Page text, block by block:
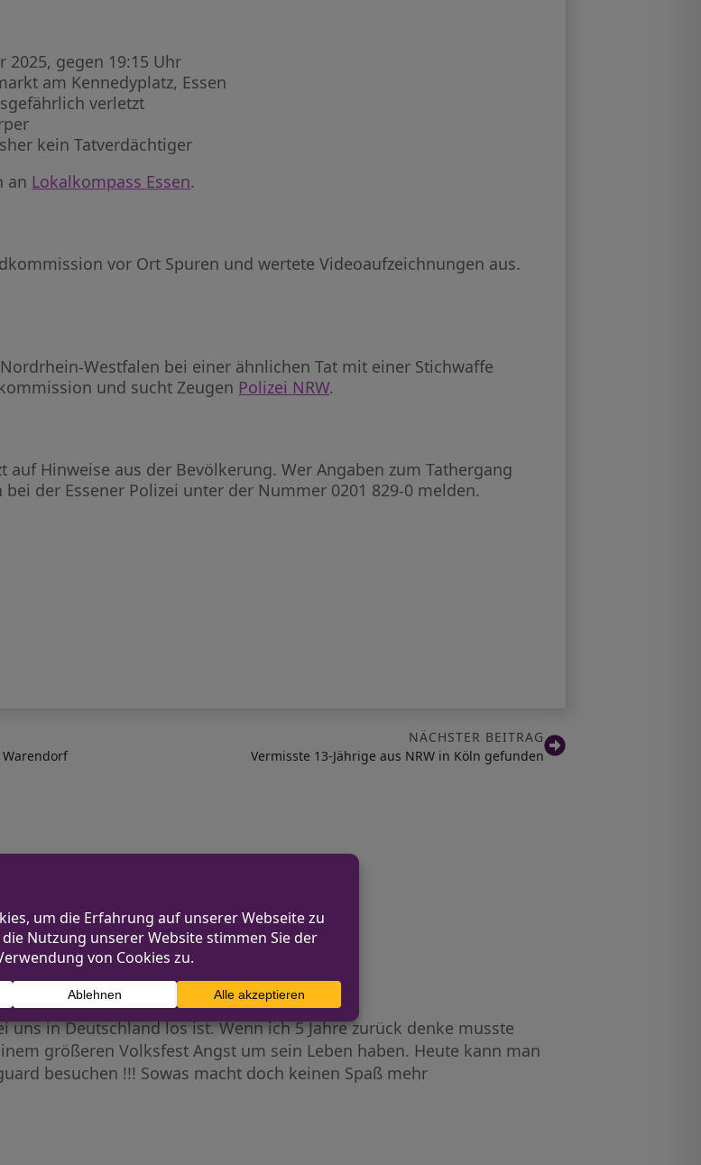
2025, gegen 19:15 Uhr
am Kennedyplatz, Essen
verletzt
kein Tatverdächtiger
an Lokalkompass Essen.
vor Ort Spuren und wertete Videoaufzeichnungen aus.
Westfalen bei einer ähnlichen Tat mit einer Stichwaffe
und sucht Zeugen Polizei NRW.
Hinweise aus der Bevölkerung. Wer Angaben zum Tathergang
der Essener Polizei unter der Nummer 0201 829-0 melden.
NÄCHSTER BEITRAG
Vermisste 13-Jährige aus NRW in Köln gefunden
aus NRW
in Deutschland los ist. Wenn ich 5 Jahre zurück denke musste
größeren Volksfest Angst um sein Leben haben. Heute kann man
besuchen !!! Sowas macht doch keinen Spaß mehr